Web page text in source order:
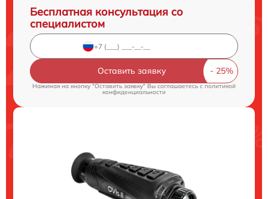
Бесплатная консультация со
специалистом
Оставить заявку
Нажимая на кнопку "Оставить заявку" Вы соглашаетесь c политикой
конфиденциальности